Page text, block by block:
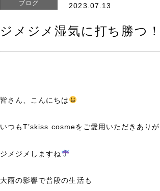
ブログ 2023.07.13
ジメジメ湿気に打ち勝つ！
皆さん、こんにちは
いつもT’skiss cosmeをご愛用いただきあり
ジメジメしますね
大雨の影響で普段の生活も